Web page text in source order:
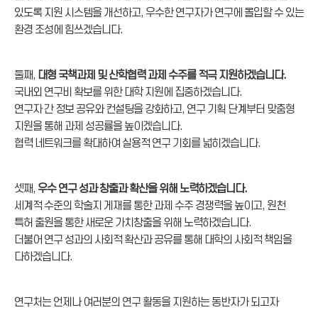
있도록 지원 시스템을 개선하고, 우수한 연구자가 연구에 몰입할 수 있는
환경 조성에 힘쓰겠습니다.
둘째, 대형 국책과제 및 산학협력 과제 수주를 적극 지원하겠습니다.
국내외 연구비 확보를 위한 대학 지원에 집중하겠습니다.
연구자 간 정보 공유와 컨설팅을 강화하고, 연구 기획 단계부터 맞춤형
지원을 통해 과제 성공률을 높이겠습니다.
협력 네트워크를 확대하여 실용적 연구 기회를 넓히겠습니다.
셋째, 우수 연구 성과 창출과 확산을 위해 노력하겠습니다.
세계적 수준의 학술지 게재를 통한 과제 수주 경쟁력을 높이고, 원천
특허 출원을 통한 새로운 가치창출을 위해 노력하겠습니다.
더불어 연구 성과의 사회적 확산과 공유를 통해 대학의 사회적 책임을
다하겠습니다.
연구처는 언제나 여러분의 연구 활동을 지원하는 동반자가 되고자